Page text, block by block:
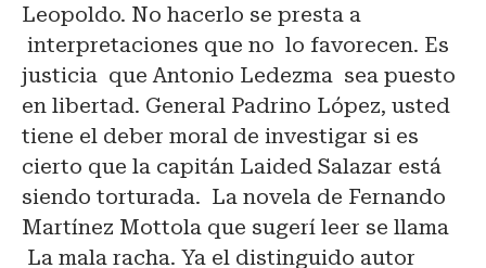
Leopoldo. No hacerlo se presta a
interpretaciones que no lo favorecen. Es
justicia que Antonio Ledezma sea puesto
en libertad. General Padrino López, usted
tiene el deber moral de investigar si es
cierto que la capitán Laided Salazar está
siendo torturada. La novela de Fernando
Martínez Mottola que sugerí leer se llama
La mala racha. Ya el distinguido autor